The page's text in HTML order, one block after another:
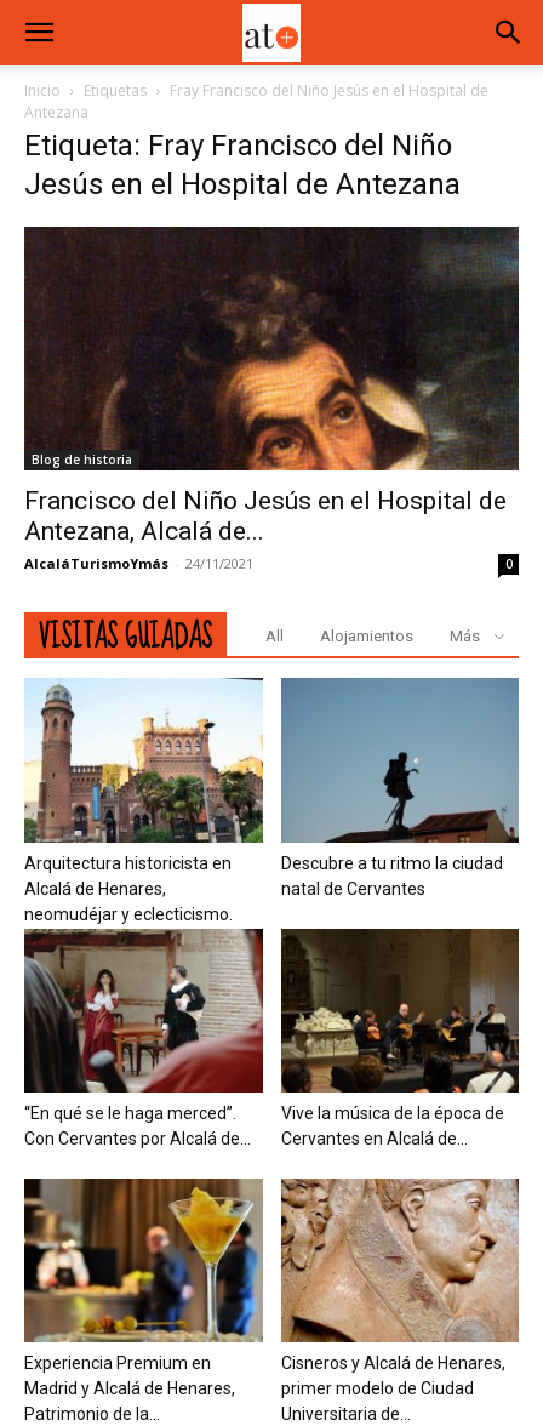
Inicio Etiquetas
Fray Francisco del Niño Jesús en el Hospital de
Antezana
Etiqueta: Fray Francisco del Niño
Jesús en el Hospital de Antezana
Blog de historia
Francisco del Niño Jesús en el Hospital de
Antezana, Alcalá de...
AlcaláTurismoYmás - 24/11/2021 0
VISITAS GUIADAS All Alojamientos Más
Arquitectura historicista en
Alcalá de Henares,
neomudéjar y eclecticismo.
Descubre a tu ritmo la ciudad
natal de Cervantes
“En qué se le haga merced”.
Con Cervantes por Alcalá de...
Vive la música de la época de
Cervantes en Alcalá de...
Experiencia Premium en
Madrid y Alcalá de Henares,
Patrimonio de la...
Cisneros y Alcalá de Henares,
primer modelo de Ciudad
Universitaria de...